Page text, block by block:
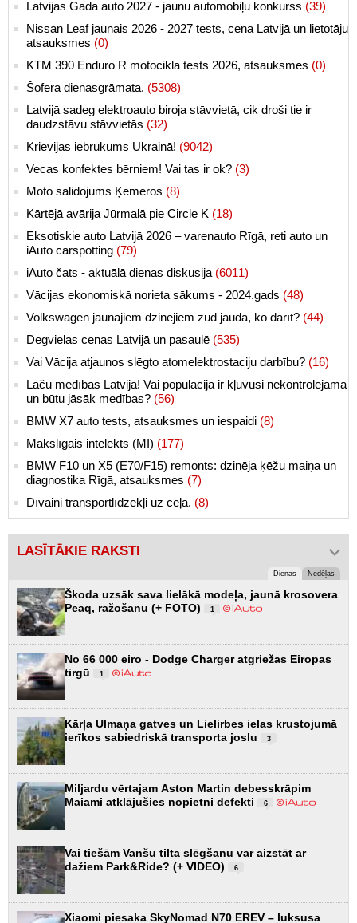
Latvijas Gada auto 2027 - jaunu automobiļu konkurss (39)
Nissan Leaf jaunais 2026 - 2027 tests, cena Latvijā un lietotāju
atsauksmes (0)
KTM 390 Enduro R motocikla tests 2026, atsauksmes (0)
Šofera dienasgrāmata. (5308)
Latvijā sadeg elektroauto biroja stāvvietā, cik droši tie ir
daudzstāvu stāvvietās (32)
Krievijas iebrukums Ukrainā! (9042)
Vecas konfektes bērniem! Vai tas ir ok? (3)
Moto salidojums Ķemeros (8)
Kārtējā avārija Jūrmalā pie Circle K (18)
Eksotiskie auto Latvijā 2026 – varenauto Rīgā, reti auto un
iAuto carspotting (79)
iAuto čats - aktuālā dienas diskusija (6011)
Vācijas ekonomiskā norieta sākums - 2024.gads (48)
Volkswagen jaunajiem dzinējiem zūd jauda, ko darīt? (44)
Degvielas cenas Latvijā un pasaulē (535)
Vai Vācija atjaunos slēgto atomelektrostaciju darbību? (16)
Lāču medības Latvijā! Vai populācija ir kļuvusi nekontrolējama
un būtu jāsāk medības? (56)
BMW X7 auto tests, atsauksmes un iespaidi (8)
Makslīgais intelekts (MI) (177)
BMW F10 un X5 (E70/F15) remonts: dzinēja ķēžu maiņa un
diagnostika Rīgā, atsauksmes (7)
Dīvaini transportlīdzekļi uz ceļa. (8)
LASĪTĀKIE RAKSTI
Dienas Nedēļas
Škoda uzsāk sava lielākā modeļa, jaunā krosovera
Peaq, ražošanu (+ FOTO)
1
No 66 000 eiro - Dodge Charger atgriežas Eiropas
tirgū
1
Kārļa Ulmaņa gatves un Lielirbes ielas krustojumā
ierīkos sabiedriskā transporta joslu
3
Miljardu vērtajam Aston Martin debesskrāpim
Maiami atklājušies nopietni defekti
6
Vai tiešām Vanšu tilta slēgšanu var aizstāt ar
dažiem Park&Ride? (+ VIDEO)
6
Xiaomi piesaka SkyNomad N70 EREV – luksusa